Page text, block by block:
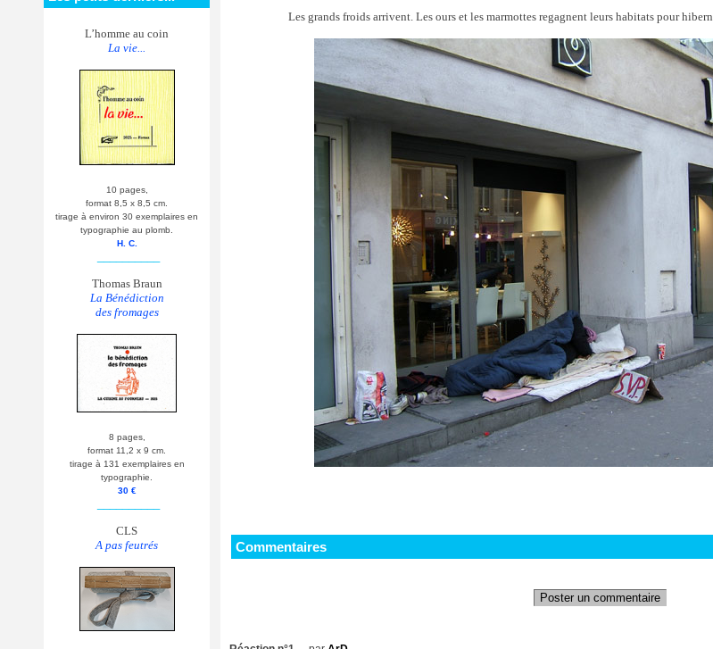
L’homme au coin
La vie...
10 pages,
format 8,5 x 8,5 cm.
tirage à environ 30 exemplaires en
typographie au plomb.
H. C.
Thomas Braun
La Bénédiction
des fromages
8 pages,
format 11,2 x 9 cm.
tirage à 131 exemplaires en
typographie.
30 €
CLS
A pas feutrés
Les grands froids arrivent. Les ours et les marmottes regagnent leurs habitats pour
Commentaires
Poster un commentaire